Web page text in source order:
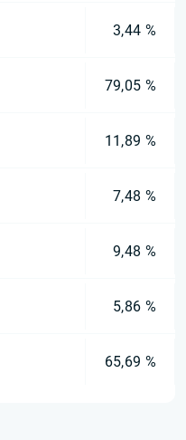
3,44 %
79,05 %
11,89 %
7,48 %
9,48 %
5,86 %
65,69 %